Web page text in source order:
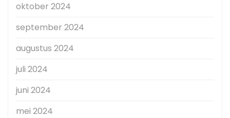
oktober 2024
september 2024
augustus 2024
juli 2024
juni 2024
mei 2024